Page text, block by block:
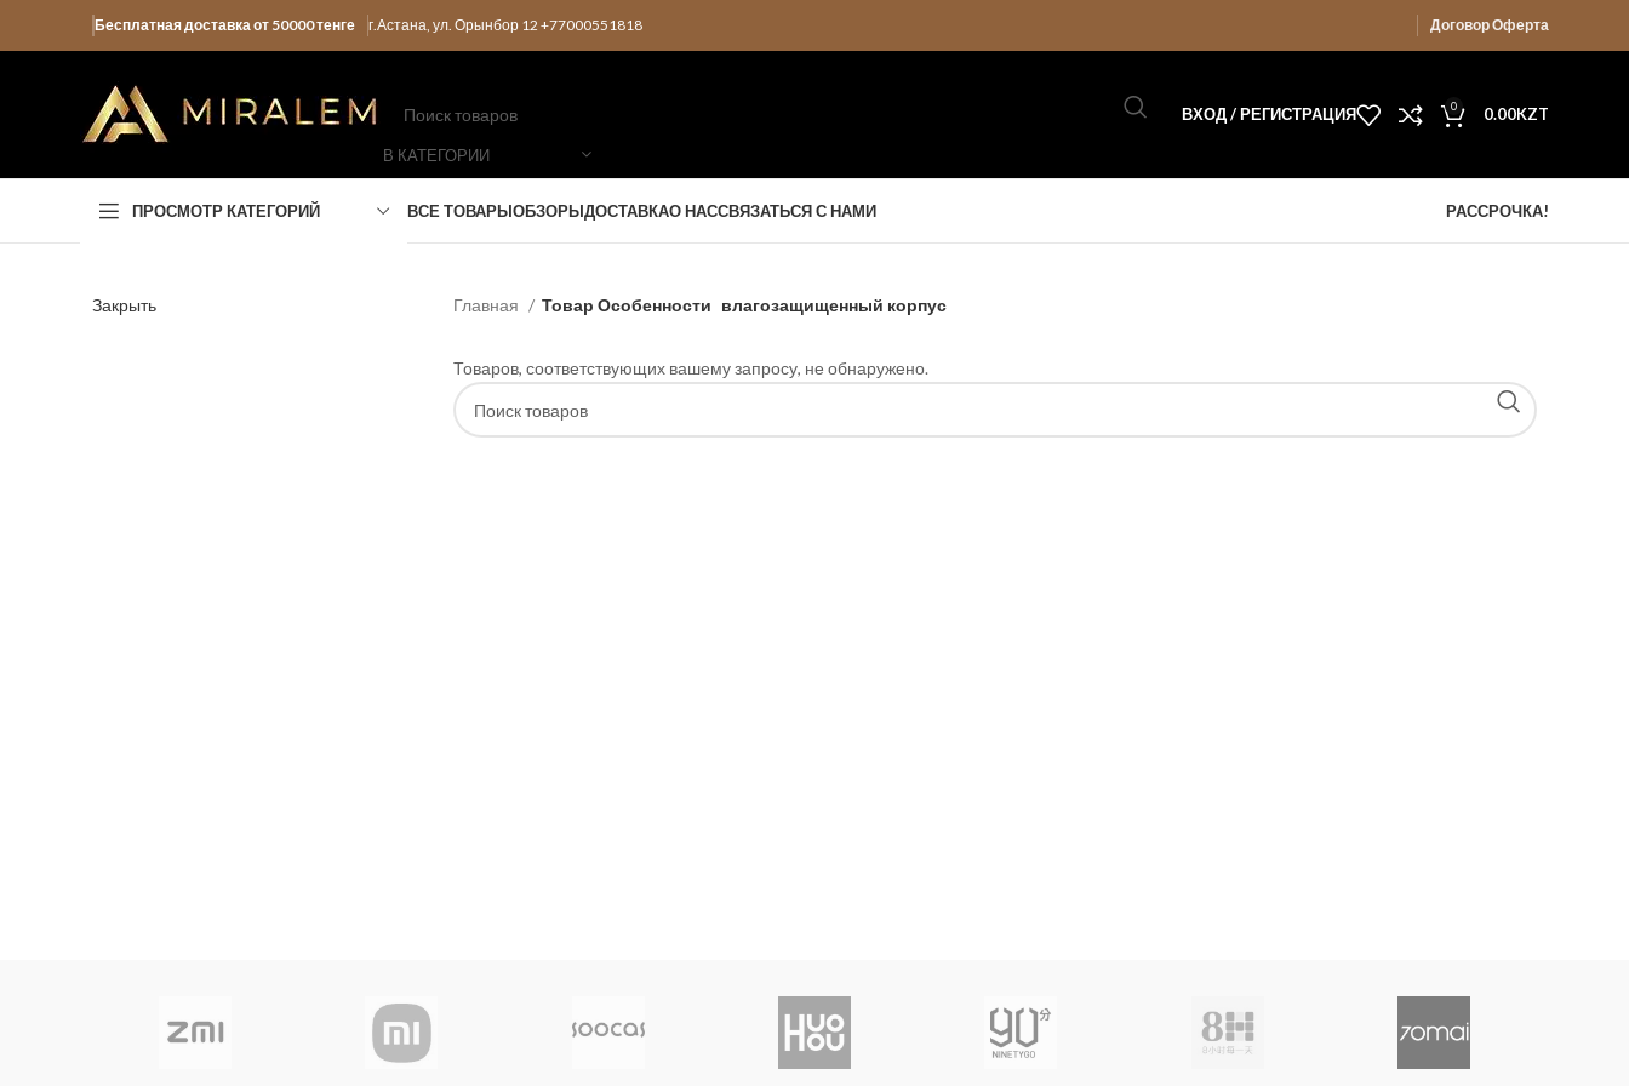
Бесплатная доставка от 50000 тенге г.Астана, ул. Орынбор 12 +77000551818 Договор Оферта
В КАТЕГОРИИ
ВХОД / РЕГИСТРАЦИЯ 0 0.00KZT
ПРОСМОТР КАТЕГОРИЙ ВСЕ ТОВАРЫОБЗОРЫДОСТАВКАО НАССВЯЗАТЬСЯ С НАМИ РАССРОЧКА!
Закрыть Главная Товар Особенности влагозащищенный корпус
Товаров, соответствующих вашему запросу, не обнаружено.